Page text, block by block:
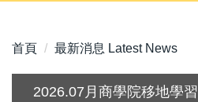
首頁 最新消息 Latest News
2026.07月商學院移地學習